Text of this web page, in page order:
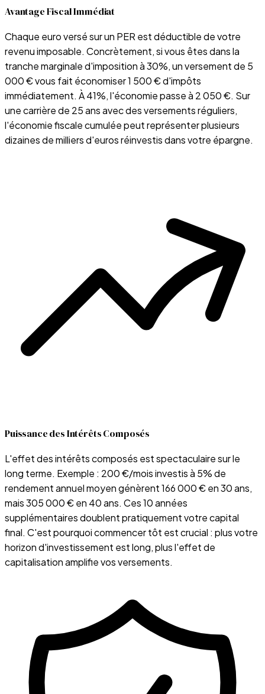
Avantage Fiscal Immédiat
Chaque euro versé sur un PER est déductible de votre
revenu imposable. Concrètement, si vous êtes dans la
tranche marginale d'imposition à 30%, un versement de 5
000 € vous fait économiser 1 500 € d'impôts
immédiatement. À 41%, l'économie passe à 2 050 €. Sur
une carrière de 25 ans avec des versements réguliers,
l'économie fiscale cumulée peut représenter plusieurs
dizaines de milliers d'euros réinvestis dans votre épargne.
Puissance des Intérêts Composés
L'effet des intérêts composés est spectaculaire sur le
long terme. Exemple : 200 €/mois investis à 5% de
rendement annuel moyen génèrent 166 000 € en 30 ans,
mais 305 000 € en 40 ans. Ces 10 années
supplémentaires doublent pratiquement votre capital
final. C'est pourquoi commencer tôt est crucial : plus votre
horizon d'investissement est long, plus l'effet de
capitalisation amplifie vos versements.